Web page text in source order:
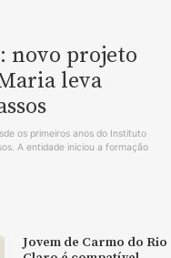
novo projeto
leva
os primeiros anos do Instituto
A entidade iniciou a formação
Jovem de Carmo do Rio